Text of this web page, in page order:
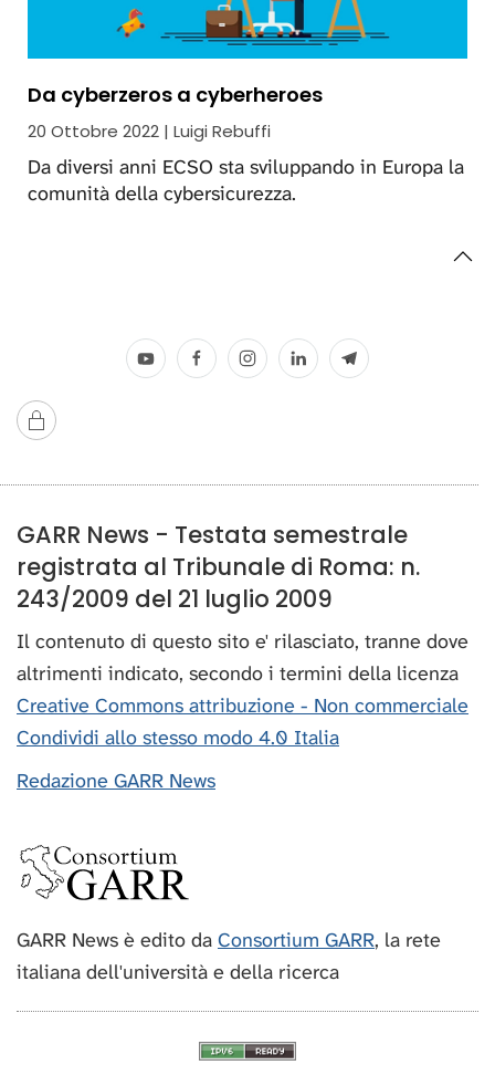
Da cyberzeros a cyberheroes
20 Ottobre 2022 | Luigi Rebuffi
Da diversi anni ECSO sta sviluppando in Europa la
comunità della cybersicurezza.
GARR News - Testata semestrale
registrata al Tribunale di Roma: n.
243/2009 del 21 luglio 2009
Il contenuto di questo sito e' rilasciato, tranne dove
altrimenti indicato, secondo i termini della licenza
Creative Commons attribuzione - Non commerciale
Condividi allo stesso modo 4.0 Italia
Redazione GARR News
GARR News è edito da Consortium GARR, la rete
italiana dell'università e della ricerca